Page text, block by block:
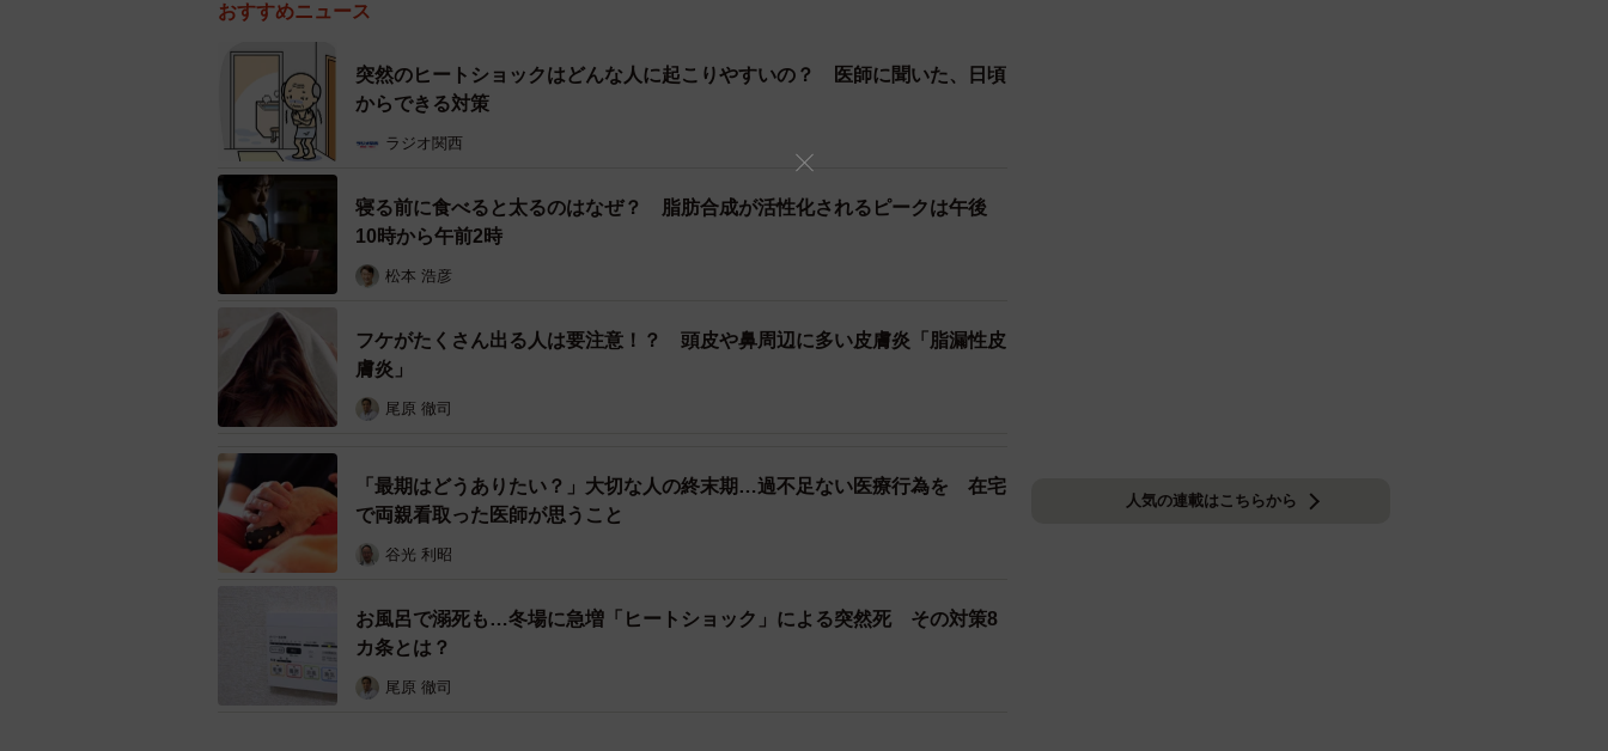
おすすめニュース
突然のヒートショックはどんな人に起こりやすいの？ 医師に聞いた、日頃
からできる対策
ラジオ関西
寝る前に食べると太るのはなぜ？ 脂肪合成が活性化されるピークは午後
10時から午前2時
松本 浩彦
フケがたくさん出る人は要注意！？ 頭皮や鼻周辺に多い皮膚炎「脂漏性皮
膚炎」
尾原 徹司
「最期はどうありたい？」大切な人の終末期…過不足ない医療行為を 在宅
で両親看取った医師が思うこと
谷光 利昭
お風呂で溺死も…冬場に急増「ヒートショック」による突然死 その対策8
カ条とは？
尾原 徹司
人気の連載はこちらから